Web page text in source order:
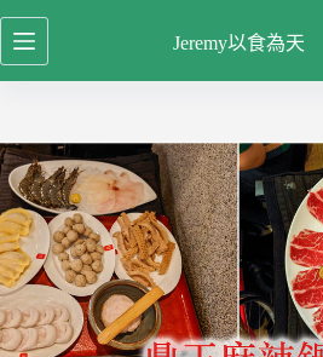
跳
至
容
Jeremy以食為天